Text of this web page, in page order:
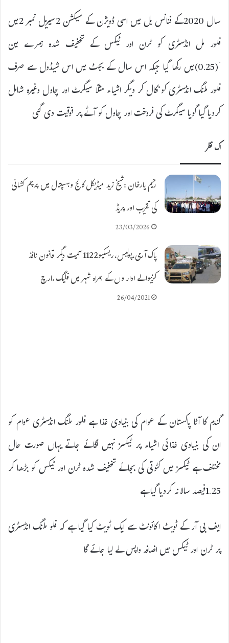
سال 2020کے فنانس بل میں اسی ڈویژن کے سیکشن 2سیریل نمبر 2میں
فلور مل انڈسٹری کو ٹرن اور ٹیکس کے تخفیف شدہ زمرے مین
ۤ(0.25)میں رکھا گیا جبکہ اس سال کے بجٹ میں اس شیڈول سے صرف
فلور ملنگ انڈسٹری کو نکال کر دیگر اشیاء مثلاً سیگرٹ اور چاول وغیرہ شامل
کردیا گیا گویا سیگرٹ کی فروخت اور چاول کو آٹے پر فوقیت دی گئی
اک نظر
رحیم یارخان :شیخ زید میڈیکل کالج وہسپتال میں پرچم کشائی
کی تقریب اور پریڈ
23/03/2026
پاک آرمی،پولیس،ریسکیو1122سمیت دیگر قانون نافذ
کرنیوالے ادار وں کے ہمراہ شہر میں فلیگ مارچ
26/04/2021
گندم کا آٹا پاکستان کے عوام کی بنیادی غذا ہے فلور ملنگ انڈسٹری عوام کو
ان کی بنیادی غذائی اشیاء پر ٹیکسز نہیں لگائے جاتے یہاں صورت حال
مختلف ہے ٹیکسز میں کٹوتی کی بجائے تخفیف شدہ ٹرن اور ٹیکس کو بڑھا کر
1.25فیصد سالانہ کردیا گیا ہے
ایف بی آر کے ٹویٹ اکائونٹ سے ایک ٹویٹ کیا گیا ہے کہ فلو ملنگ انڈسٹری
پر ٹرن اور ٹیکس میں اضافہ واپس لے لیا جائے گا